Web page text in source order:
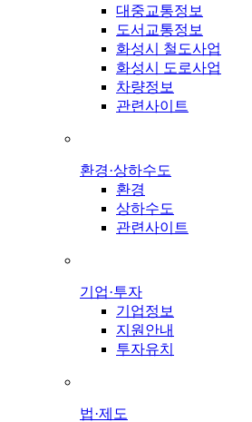
대중교통정보
도서교통정보
화성시 철도사업
화성시 도로사업
차량정보
관련사이트
환경·상하수도
환경
상하수도
관련사이트
기업·투자
기업정보
지원안내
투자유치
법·제도